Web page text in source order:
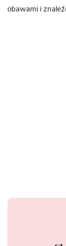
obawami i